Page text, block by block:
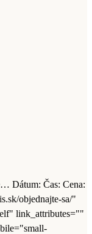
Dátum: Čas: Cena:
objednajte-sa/"
link_attributes=""